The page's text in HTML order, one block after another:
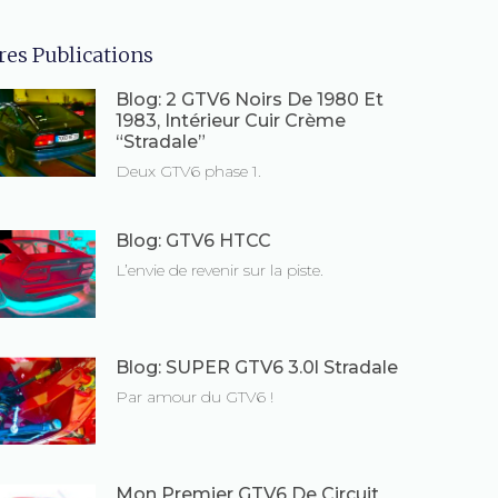
Publications
Blog: 2 GTV6 Noirs De 1980 Et
1983, Intérieur Cuir Crème
“Stradale”
Deux GTV6 phase 1.
Blog: GTV6 HTCC
L’envie de revenir sur la piste.
Blog: SUPER GTV6 3.0l Stradale
Par amour du GTV6 !